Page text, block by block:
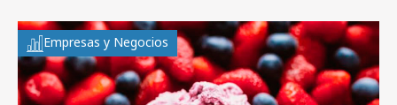
Empresas y Negocios